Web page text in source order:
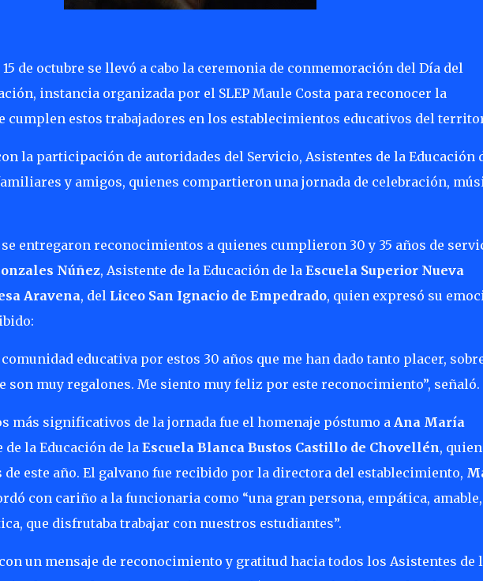
de octubre se llevó a cabo la ceremonia de conmemoración del Día del
instancia organizada por el SLEP Maule Costa para reconocer la
cumplen estos trabajadores en los establecimientos educativos del
la participación de autoridades del Servicio, Asistentes de la Educación
y amigos, quienes compartieron una jornada de celebración,
entregaron reconocimientos a quienes cumplieron 30 y 35 años de
Núñez, Asistente de la Educación de la Escuela Superior Nueva
Aravena, del Liceo San Ignacio de Empedrado, quien expresó su
comunidad educativa por estos 30 años que me han dado tanto placer,
son muy regalones. Me siento muy feliz por este reconocimiento”, señaló.
más significativos de la jornada fue el homenaje póstumo a Ana María
de la Educación de la Escuela Blanca Bustos Castillo de Chovellén, quien
este año. El galvano fue recibido por la directora del establecimiento,
con cariño a la funcionaria como “una gran persona, empática, amable,
que disfrutaba trabajar con nuestros estudiantes”.
un mensaje de reconocimiento y gratitud hacia todos los Asistentes de